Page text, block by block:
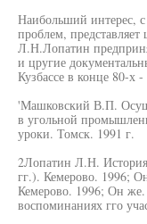
Наибольший интерес,
проблем, представляет
Л.Н.Лопатин
и цругие
Кузбассе в конце 80-х
'Машковский В.П.
в угольной
уроки. Томск. 1991 г.
2Лопатин Л.Н. История
гг.). Кемерово. 1996;
Кемерово. 1996; Он же.
воспоминаниях гго